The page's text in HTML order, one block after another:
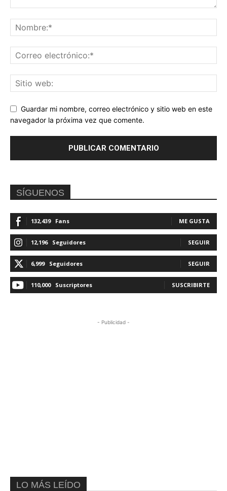
Guardar mi nombre, correo electrónico y sitio web en este
navegador la próxima vez que comente.
SÍGUENOS
132,439 Fans ME GUSTA
12,196 Seguidores SEGUIR
6,999 Seguidores SEGUIR
110,000 Suscriptores SUSCRIBIRTE
- Publicidad -
LO MÁS LEÍDO